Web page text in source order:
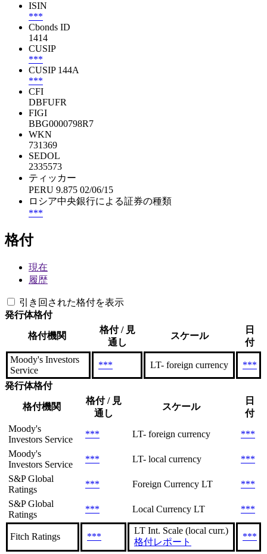
ISIN
***
Cbonds ID
1414
CUSIP
***
CUSIP 144A
***
CFI
DBFUFR
FIGI
BBG0000798R7
WKN
731369
SEDOL
2335573
ティッカー
PERU 9.875 02/06/15
ロシア中央銀行による証券の種類
***
格付
現在
履歴
引き回された格付を表示
発行体格付
格付機関
格付 / 見
通し
スケール
日
付
Moody's Investors
Service
*** LT- foreign currency ***
発行体格付
格付機関
格付 / 見
通し
スケール
日
付
Moody's
Investors Service
*** LT- foreign currency
***
Moody's
Investors Service
*** LT- local currency
***
S&P Global
Ratings
*** Foreign Currency LT
***
S&P Global
Ratings
*** Local Currency LT ***
Fitch Ratings ***
LT Int. Scale (local curr.)
格付レポート
***